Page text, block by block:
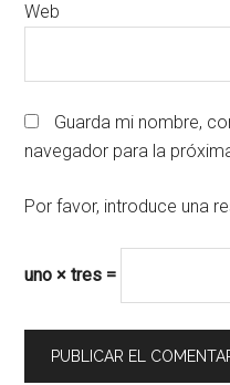
Web
Guarda mi nombre,
navegador para la
Por favor, introduce una
uno × tres =